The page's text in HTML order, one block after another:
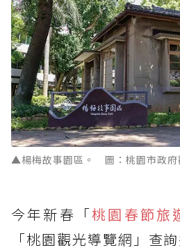
▲楊梅故事園區。 圖：桃園市政府
今年新春「桃園春節旅
「桃園觀光導覽網」查